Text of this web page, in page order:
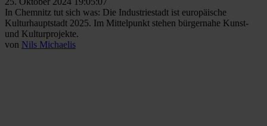
In Chemnitz tut sich was: Die Industriestadt ist europäische
Kulturhauptstadt 2025. Im Mittelpunkt stehen bürgernahe Kunst-
und Kulturprojekte.
von Nils Michaelis